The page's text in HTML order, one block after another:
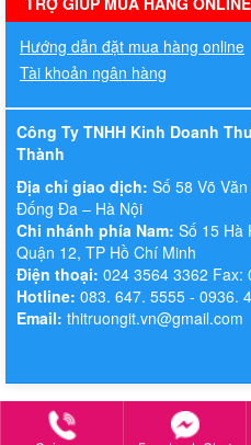
Hướng dẫn đặt mua hàng online
Tài khoản ngân hàng
Công Ty TNHH Kinh Doanh
Thành
Địa chỉ giao dịch: Số 58 Võ
Đống Đa – Hà Nội
Chi nhánh phía Nam: Số 15 Hà
Quận 12, TP Hồ Chí Minh
Điện thoại: 024 3564 3362 Fax:
Hotline: 083. 647. 5555 - 0936.
Email: thitruongit.vn@gmail.com